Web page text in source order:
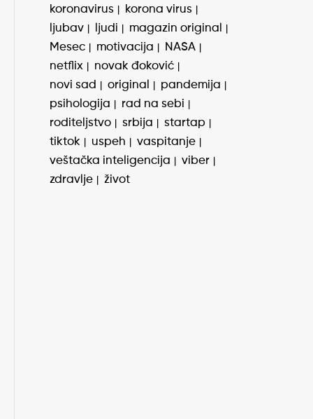
koronavirus
korona virus
ljubav
ljudi
magazin original
Mesec
motivacija
NASA
netflix
novak đoković
novi sad
original
pandemija
psihologija
rad na sebi
roditeljstvo
srbija
startap
tiktok
uspeh
vaspitanje
veštačka inteligencija
viber
zdravlje
život